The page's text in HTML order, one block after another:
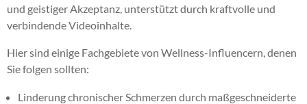
und geistiger Akzeptanz, unterstützt durch kraftvolle und
verbindende Videoinhalte.
Hier sind einige Fachgebiete von Wellness-Influencern, denen
Sie folgen sollten:
Linderung chronischer Schmerzen durch maßgeschneiderte